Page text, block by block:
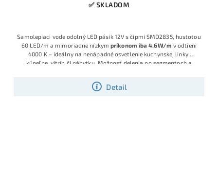
✅ SKLADOM
Detail
Samolepiaci vode odolný LED pásik 12V s čipmi SMD2835, hustotou
60 LED/m a mimoriadne nízkym príkonom iba 4,6W/m v odtieni
4000 K – ideálny na nenápadné osvetlenie kuchynskej linky,
kúpeľne, vitrín či nábytku. Možnosť delenia po segmentoch a